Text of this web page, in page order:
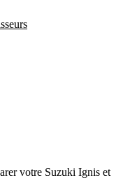
votre Suzuki Ignis et